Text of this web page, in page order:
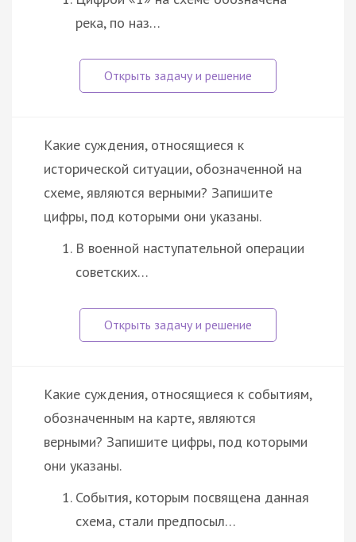
река, по наз…
Какие суждения, относящиеся к
исторической ситуации, обозначенной на
схеме, являются верными? Запишите
цифры, под которыми они указаны.
В военной наступательной операции
советских…
Какие суждения, относящиеся к событиям,
обозначенным на карте, являются
верными? Запишите цифры, под которыми
они указаны.
События, которым посвящена данная
схема, стали предпосыл…